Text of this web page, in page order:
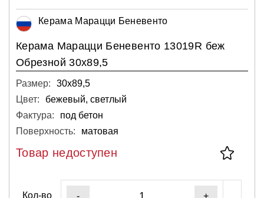
Керама Марацци Беневенто
Керама Марацци Беневенто 13019R беж
Обрезной 30х89,5
Размер:
30х89,5
Цвет:
бежевый, светлый
Фактура:
под бетон
Поверхность:
матовая
Товар недоступен
Кол-во - +